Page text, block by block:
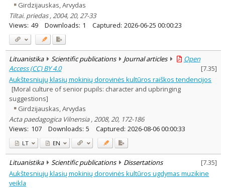
Journal
Girdzijauskas, Arvydas
Tiltai. priedas , 2004, 20, 27-33
Views: 49 Downloads: 1 Captured: 2026-06-25 00:00:23
Lituanistika Scientific publications Journal articles
Open
Access (CC) BY 4.0
[7.35]
Aukštesniųjų klasių mokinių dorovinės kultūros raiškos tendencijos
[Moral culture of senior pupils: character and upbringing
suggestions]
Girdzijauskas, Arvydas
Acta paedagogica Vilnensia , 2008, 20, 172-186
Views: 107 Downloads: 5 Captured: 2026-08-06 00:00:33
LT EN
Lituanistika Scientific publications Dissertations [7.35]
Aukštesniųjų klasių mokinių dorovinės kultūros ugdymas muzikine
veikla